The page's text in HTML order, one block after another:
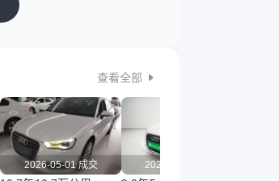
查看全部
2026-05-01 成交 2026-03-18 成交